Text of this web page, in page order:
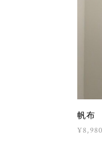
帆布
¥8,980